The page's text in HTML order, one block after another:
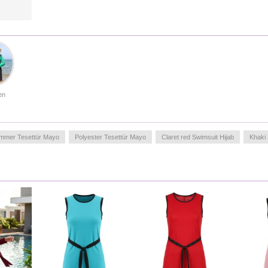
Tesettür Mayo Polyester Tesettür Mayo Claret red Swimsuit Hijab Khaki